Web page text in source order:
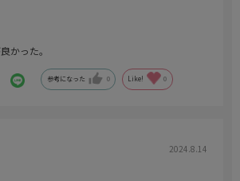
かった。
参考になった 0 Like! 0
2024.8.14